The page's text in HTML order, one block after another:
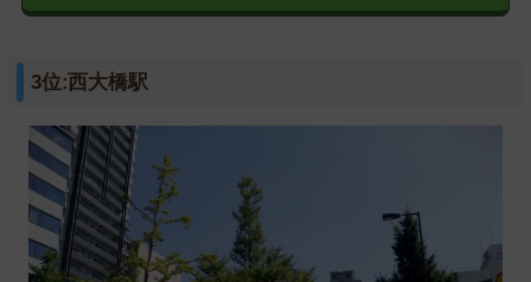
3位:西大橋駅